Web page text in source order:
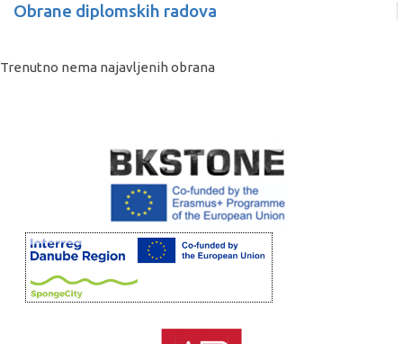
Obrane diplomskih radova
Trenutno nema najavljenih obrana